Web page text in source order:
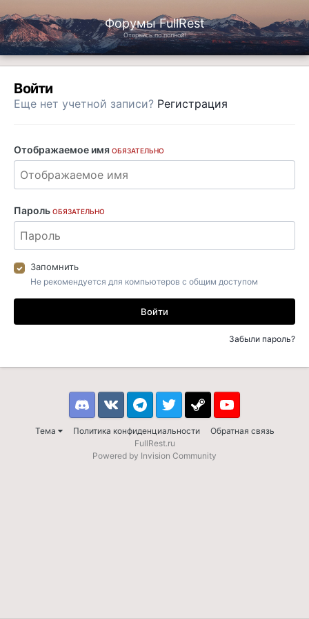
Форумы FullRest
Оторвись по полной!
Войти
Еще нет учетной записи? Регистрация
Отображаемое имя ОБЯЗАТЕЛЬНО
Пароль ОБЯЗАТЕЛЬНО
Запомнить
Не рекомендуется для компьютеров с общим доступом
Войти
Забыли пароль?
Тема Политика конфиденциальности Обратная связь
DiscordVK TelegramTwitter Steam Youtube
FullRest.ru
Powered by Invision Community